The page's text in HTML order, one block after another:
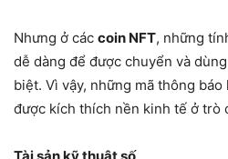
Nhưng ở các coin NFT, những
dễ dàng để được chuyển và
biệt. Vì vậy, những mã thông
được kích thích nền kinh tế ở trò